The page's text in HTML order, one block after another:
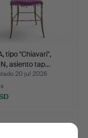
tipo "Chiavari",
asiento tap…
20 jul 2026